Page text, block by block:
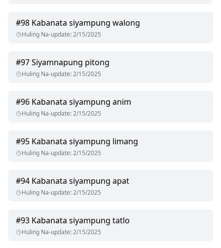
#98 Kabanata siyampung walong
Huling Na-update:2/15/2025
#97Siyamnapung pitong
Huling Na-update:2/15/2025
#96 Kabanata siyampung anim
Huling Na-update:2/15/2025
#95 Kabanata siyampung limang
Huling Na-update:2/15/2025
#94 Kabanata siyampung apat
Huling Na-update:2/15/2025
#93 Kabanata siyampung tatlo
Huling Na-update:2/15/2025